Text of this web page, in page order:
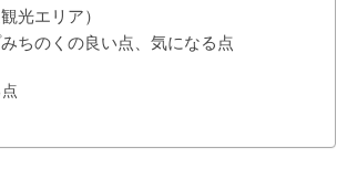
光エリア）
ちのくの良い点、気になる点